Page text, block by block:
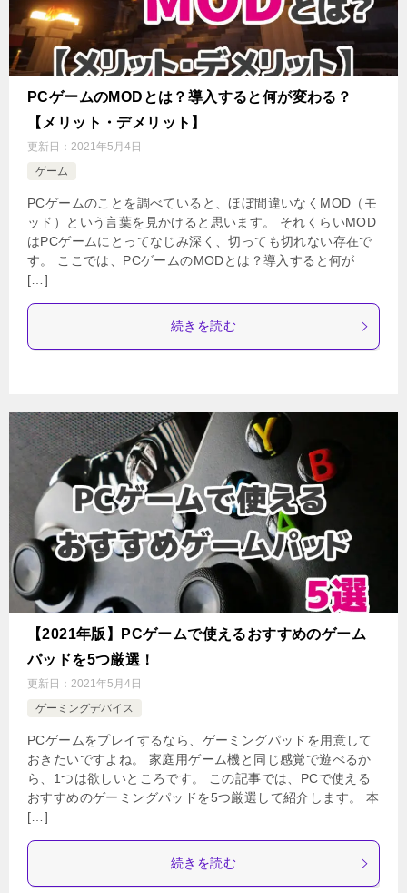
PCゲームのMODとは？導入すると何が変わる？
【メリット・デメリット】
更新日： 2021年5月4日
ゲーム
PCゲームのことを調べていると、ほぼ間違いなくMOD（モ
ッド）という言葉を見かけると思います。 それくらいMOD
はPCゲームにとってなじみ深く、切っても切れない存在で
す。 ここでは、PCゲームのMODとは？導入すると何が
[…]
続きを読む
【2021年版】PCゲームで使えるおすすめのゲーム
パッドを5つ厳選！
更新日： 2021年5月4日
ゲーミングデバイス
PCゲームをプレイするなら、ゲーミングパッドを用意して
おきたいですよね。 家庭用ゲーム機と同じ感覚で遊べるか
ら、1つは欲しいところです。 この記事では、PCで使える
おすすめのゲーミングパッドを5つ厳選して紹介します。 本
[…]
続きを読む